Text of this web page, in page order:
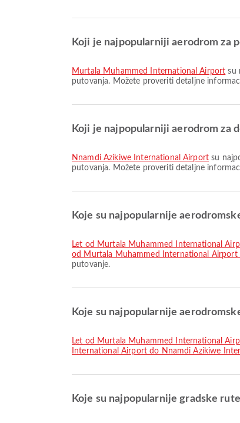
Koji je najpopularniji aerodrom za
Murtala Muhammed International Airport su
putovanja. Možete proveriti detaljne
Koji je najpopularniji aerodrom za
Nnamdi Azikiwe International Airport su
putovanja. Možete proveriti detaljne
Koje su najpopularnije
let od Murtala Muhammed International
od Murtala Muhammed International
putovanje.
Koje su najpopularnije
let od Murtala Muhammed International
International Airport do Nnamdi Azikiwe
Koje su najpopularnije gradske